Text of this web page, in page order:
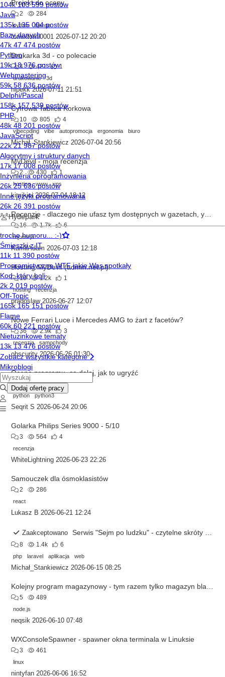
Projekt do oceny
2
284
python
django
tomixtomi0001 2026-07-12 20:20
Drukarka 3d - co polecacie
4 421
1
drukowanie
3d
hipekk 2026-07-11 21:51
Cyfrowa Tablica Korkowa
10 805
4
vibecoding
vibe autopromocja ergonomia biuro
Michał_Stankiewicz 2026-07-04 20:56
MyDevil - moja recenzja
2 430
1
hosting
www vps
kimikini 2026-07-04 18:12
16 1.7k
6
recenzja
KamilAdam 2026-07-03 12:18
Hosting MyDevil (admin.net.pl)
10 1.2k
1
hosting
recenzja
pradoslaw 2026-06-27 12:07
Nowe Ferrari Luce i Mercedes AMG to żart z facetów?
36 2.9k
3
recenzja
samochody
obscurity 2026-06-26 01:30
Ocena programu, co dalej, jak to ugryźć
0
229
python
python3
Seqrit S 2026-06-24 20:06
Golarka Philips Series 9000 - 5/10
3 564
4
recenzja
WhiteLightning 2026-06-23 22:26
Samouczek dla ósmoklasistów
2
286
react
Lukasz B 2026-06-21 12:24
Zaakceptowano Serwis "Sejm po ludzku" - czytelne skróty prac Sejmu z możliwością głosowania
8 1.4k
6
php
laravel aplikacja web
Michał_Stankiewicz 2026-06-15 08:25
5
489
node.js
neqsik 2026-06-10 07:48
WXConsoleSpawner - spawner okna terminala w Linuksie
3
461
linux
nintyfan 2026-06-06 16:52